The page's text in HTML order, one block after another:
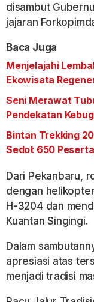
disambut
jajaran
Baca Juga
Menjelajahi
Ekowisata
Seni Merawat
Pendekatan
Bintan Trekking
Sedot 650
Dari Pekanbaru,
dengan
H-3204 dan
Kuantan Singingi.
Dalam
apresiasi atas
menjadi tradisi